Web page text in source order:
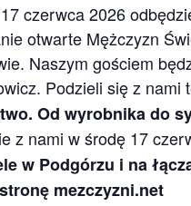
czerwca 2026
otwarte Mężczyzn
Naszym gościem
Podzieli się z nami
Od wyrobnika do
z nami w środę 17
w Podgórzu i na
mezczyzni.net